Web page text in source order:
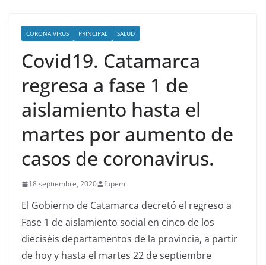
CORONA VIRUS PRINCIPAL SALUD
Covid19. Catamarca
regresa a fase 1 de
aislamiento hasta el
martes por aumento de
casos de coronavirus.
18 septiembre, 2020 fupem
El Gobierno de Catamarca decretó el regreso a
Fase 1 de aislamiento social en cinco de los
dieciséis departamentos de la provincia, a partir
de hoy y hasta el martes 22 de septiembre